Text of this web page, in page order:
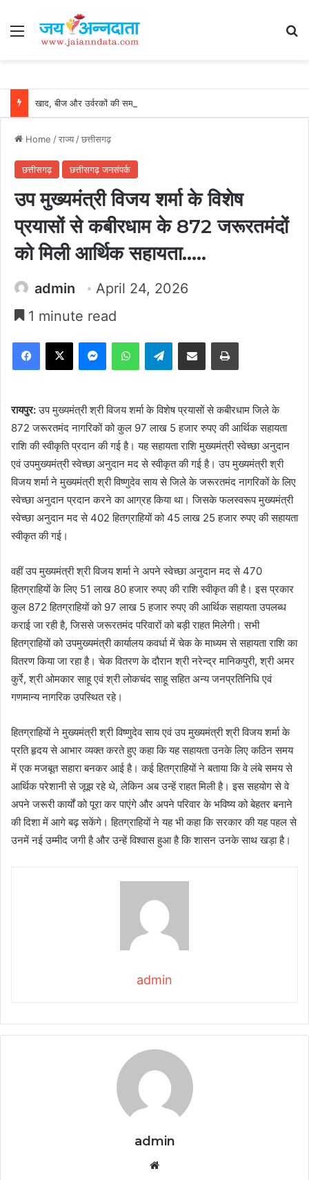
Menu
Home /राज्य/छत्तीसगढ़
छत्तीसगढ़ छत्तीसगढ़ जनसंपर्क
उप मुख्यमंत्री विजय शर्मा के विशेष
प्रयासों से कबीरधाम के 872 जरूरतमंदों
को मिली आर्थिक सहायता…..
admin
April 24, 2026
1 minute read
Facebook
X MessengerWhatsAppTelegramShare via Email Print
रायपुर:उप मुख्यमंत्री श्री विजय शर्मा के विशेष प्रयासों से कबीरधाम जिले के
872 जरूरतमंद नागरिकों को कुल 97 लाख 5 हजार रुपए की आर्थिक सहायता
राशि की स्वीकृति प्रदान की गई है। यह सहायता राशि मुख्यमंत्री स्वेच्छा अनुदान
एवं उपमुख्यमंत्री स्वेच्छा अनुदान मद से स्वीकृत की गई है। उप मुख्यमंत्री श्री
विजय शर्मा ने मुख्यमंत्री श्री विष्णुदेव साय से जिले के जरूरतमंद नागरिकों के लिए
स्वेच्छा अनुदान प्रदान करने का आग्रह किया था। जिसके फलस्वरूप मुख्यमंत्री
स्वेच्छा अनुदान मद से 402 हितग्राहियों को 45 लाख 25 हजार रुपए की सहायता
स्वीकृत की गई।
वहीं उप मुख्यमंत्री श्री विजय शर्मा ने अपने स्वेच्छा अनुदान मद से 470
हितग्राहियों के लिए 51 लाख 80 हजार रुपए की राशि स्वीकृत की है। इस प्रकार
कुल 872 हितग्राहियों को 97 लाख 5 हजार रुपए की आर्थिक सहायता उपलब्ध
कराई जा रही है, जिससे जरूरतमंद परिवारों को बड़ी राहत मिलेगी। सभी
हितग्राहियों को उपमुख्यमंत्री कार्यालय कवर्धा में चेक के माध्यम से सहायता राशि का
वितरण किया जा रहा है। चेक वितरण के दौरान श्री नरेन्द्र मानिकपुरी, श्री अमर
कुर्रे, श्री ओमकार साहू एवं श्री लोकचंद साहू सहित अन्य जनप्रतिनिधि एवं
गणमान्य नागरिक उपस्थित रहे।
हितग्राहियों ने मुख्यमंत्री श्री विष्णुदेव साय एवं उप मुख्यमंत्री श्री विजय शर्मा के
प्रति हृदय से आभार व्यक्त करते हुए कहा कि यह सहायता उनके लिए कठिन समय
में एक मजबूत सहारा बनकर आई है। कई हितग्राहियों ने बताया कि वे लंबे समय से
आर्थिक परेशानी से जूझ रहे थे, लेकिन अब उन्हें राहत मिली है। इस सहयोग से वे
अपने जरूरी कार्यों को पूरा कर पाएंगे और अपने परिवार के भविष्य को बेहतर बनाने
की दिशा में आगे बढ़ सकेंगे। हितग्राहियों ने यह भी कहा कि सरकार की यह पहल से
उनमें नई उम्मीद जगी है और उन्हें विश्वास हुआ है कि शासन उनके साथ खड़ा है।
admin
admin